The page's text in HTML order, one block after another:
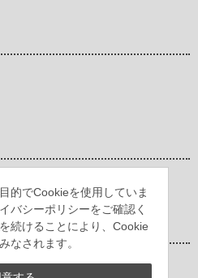
的でCookieを使用していま
バシーポリシーをご確認く
続けることにより、Cookie
なされます。